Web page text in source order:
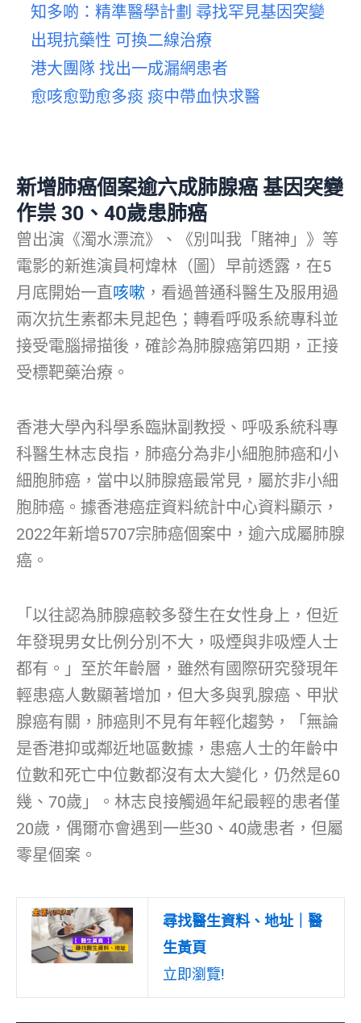
知多啲：精準醫學計劃 尋找罕見基因突變
出現抗藥性 可換二線治療
港大團隊 找出一成漏網患者
愈咳愈勁愈多痰 痰中帶血快求醫
新增肺癌個案逾六成肺腺癌 基因突變
作祟 30、40歲患肺癌
曾出演《濁水漂流》、《別叫我「賭神」》等
電影的新進演員柯煒林（圖）早前透露，在5
月底開始一直咳嗽 ，看過普通科醫生及服用過
兩次抗生素都未見起色；轉看呼吸系統專科並
接受電腦掃描後，確診為肺腺癌第四期，正接
受標靶藥治療。
香港大學內科學系臨牀副教授、呼吸系統科專
科醫生林志良指，肺癌分為非小細胞肺癌和小
細胞肺癌，當中以肺腺癌最常見，屬於非小細
胞肺癌。據香港癌症資料統計中心資料顯示，
2022年新增5707宗肺癌個案中，逾六成屬肺腺
癌。
「以往認為肺腺癌較多發生在女性身上，但近
年發現男女比例分別不大，吸煙與非吸煙人士
都有。」至於年齡層，雖然有國際研究發現年
輕患癌人數顯著增加，但大多與乳腺癌、甲狀
腺癌有關，肺癌則不見有年輕化趨勢，「無論
是香港抑或鄰近地區數據，患癌人士的年齡中
位數和死亡中位數都沒有太大變化，仍然是60
幾、70歲」。林志良接觸過年紀最輕的患者僅
20歲，偶爾亦會遇到一些30、40歲患者，但屬
零星個案。
尋找醫生資料、地址｜醫
生黃頁
立即瀏覽!